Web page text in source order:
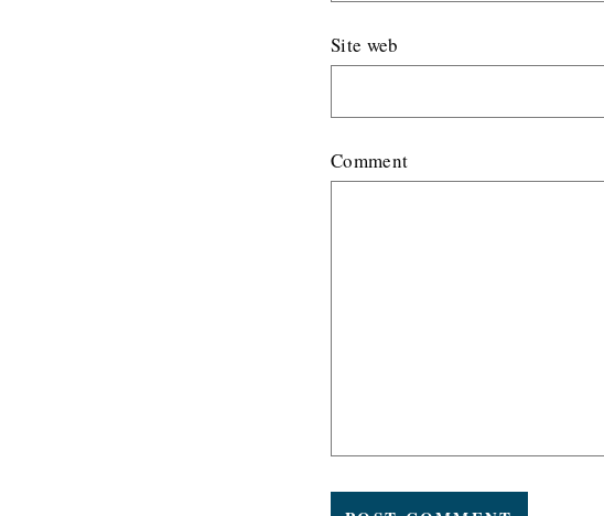
Site web
Comment